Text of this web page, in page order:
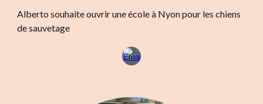
Alberto souhaite ouvrir une école à Nyon pour les chiens
de sauvetage